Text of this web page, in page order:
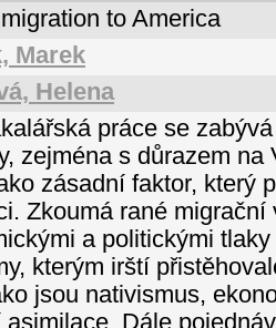
to America
Marek
Helena
práce se
zejména s důrazem na
zásadní faktor, který
Zkoumá rané migrační
a politickými
kterým irští
jsou nativismus,
asimilace. Dále